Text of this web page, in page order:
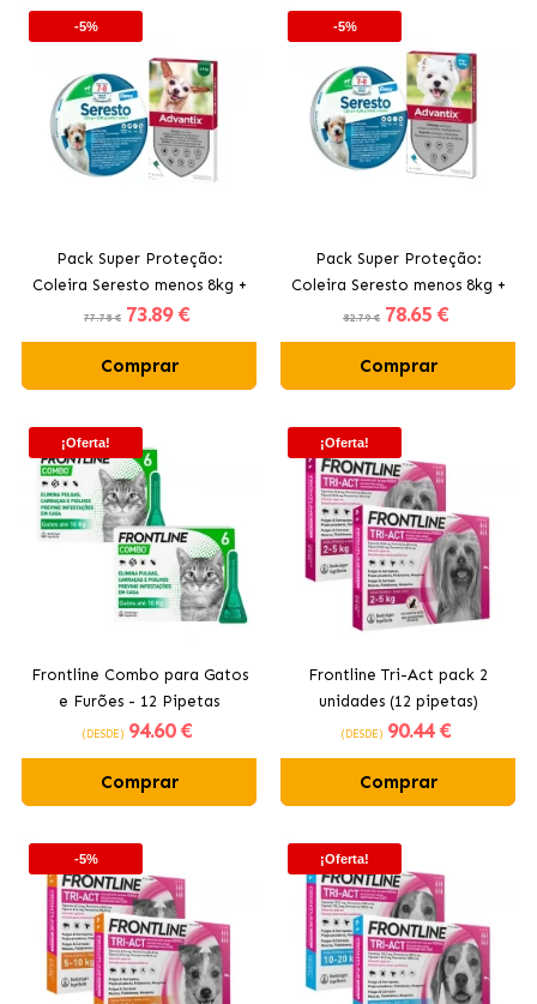
-5%
Pack Super Proteção:
Coleira Seresto menos 8kg +
Advantix 4 Pipetas 0-4kg
77.78 € 73.89 €
Comprar
-5%
Pack Super Proteção:
Coleira Seresto menos 8kg +
Advantix 4 Pipetas 4-10kg
82.79 € 78.65 €
Comprar
¡Oferta!
Frontline Combo para Gatos
e Furões - 12 Pipetas
(DESDE) 94.60 €
Comprar
¡Oferta!
Frontline Tri-Act pack 2
unidades (12 pipetas)
Pipetas para Cães Mini (2-
(DESDE) 90.44 €
Comprar
-5% ¡Oferta!